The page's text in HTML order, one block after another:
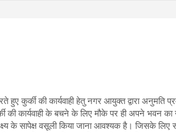
हुए कुर्की की कार्यवाही हेतु नगर आयुक्त द्वारा
की कार्यवाही के बचने के लिए मौके पर ही अपने भवन
के सापेक्ष वसूली किया जाना आवश्यक है। जिसके